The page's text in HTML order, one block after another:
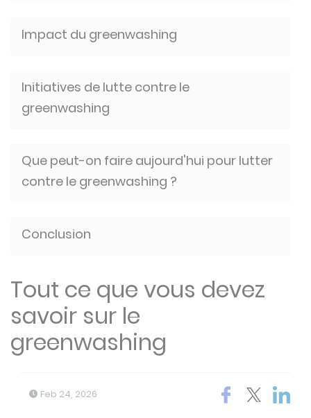
Impact du greenwashing
Initiatives de lutte contre le
greenwashing
Que peut-on faire aujourd'hui pour lutter
contre le greenwashing ?
Conclusion
Tout ce que vous devez
savoir sur le
greenwashing
Feb 24, 2026